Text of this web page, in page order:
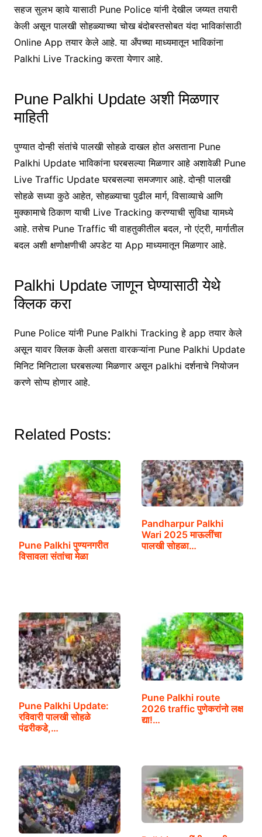
सहज सुलभ व्हावे यासाठी Pune Police यांनी देखील जय्यत तयारी
केली असून पालखी सोहळ्याच्या चोख बंदोबस्तसोबत यंदा भाविकांसाठी
Online App तयार केले आहे. या अँपच्या माध्यमातून भाविकांना
Palkhi Live Tracking करता येणार आहे.
Pune Palkhi Update अशी मिळणार
माहिती
पुण्यात दोन्ही संतांचे पालखी सोहळे दाखल होत असताना Pune
Palkhi Update भाविकांना घरबसल्या मिळणार आहे अशावेळी Pune
Live Traffic Update घरबसल्या समजणार आहे. दोन्ही पालखी
सोहळे सध्या कुठे आहेत, सोहळ्याचा पुढील मार्ग, विसाव्याचे आणि
मुक्कामाचे ठिकाण याची Live Tracking करण्याची सुविधा यामध्ये
आहे. तसेच Pune Traffic ची वाहतुकीतील बदल, नो एंट्री, मार्गातील
बदल अशी क्षणोक्षणीची अपडेट या App माध्यमातून मिळणार आहे.
Palkhi Update जाणून घेण्यासाठी येथे
क्लिक करा
Pune Police यांनी Pune Palkhi Tracking हे app तयार केले
असून यावर क्लिक केली असता वारकऱ्यांना Pune Palkhi Update
मिनिट मिनिटाला घरबसल्या मिळणार असून palkhi दर्शनाचे नियोजन
करणे सोप्प होणार आहे.
Related Posts:
Pune Palkhi पुण्यनगरीत
विसावला संतांचा मेळा
Pandharpur Palkhi
Wari 2025 माऊलींचा
पालखी सोहळा…
Pune Palkhi Update:
रविवारी पालखी सोहळे
पंढरीकडे,…
Pune Palkhi route
2026 traffic पुणेकरांनो लक्ष
द्या!…